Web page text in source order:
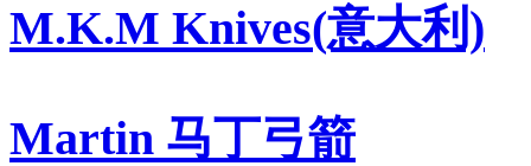
M.K.M Knives(意大利)
Martin 马丁弓箭